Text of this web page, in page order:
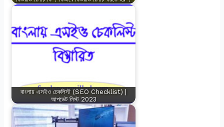
বাংলায় এসইও চেকলিস্ট (SEO Checklist) |
আপডেট লিস্ট 2023